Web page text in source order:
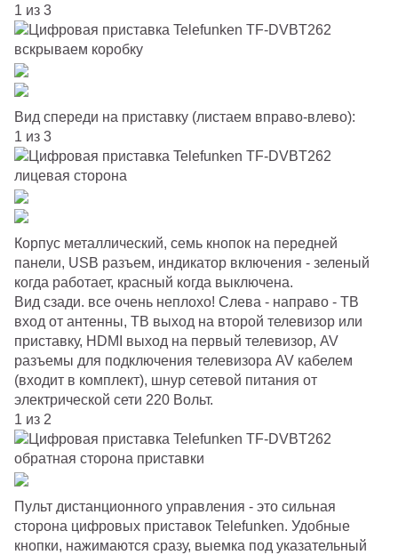
1 из 3
Вид спереди на приставку (листаем вправо-влево):
1 из 3
Корпус металлический, семь кнопок на передней
панели, USB разъем, индикатор включения - зеленый
когда работает, красный когда выключена.
Вид сзади. все очень неплохо! Слева - направо - ТВ
вход от антенны, ТВ выход на второй телевизор или
приставку, HDMI выход на первый телевизор, AV
разъемы для подключения телевизора AV кабелем
(входит в комплект), шнур сетевой питания от
электрической сети 220 Вольт.
1 из 2
Пульт дистанционного управления - это сильная
сторона цифровых приставок Telefunken. Удобные
кнопки, нажимаются сразу, выемка под указательный